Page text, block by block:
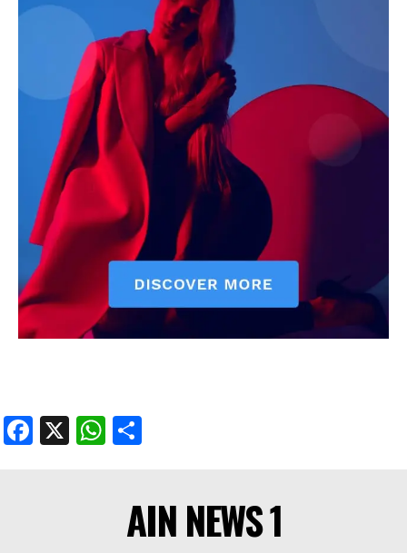
Contact Us
About Us
Privacy Policy
Terms of Use Agreement
Facebook
X WhatsApp
Share
Facebook
X WhatsApp
AIN NEWS 1